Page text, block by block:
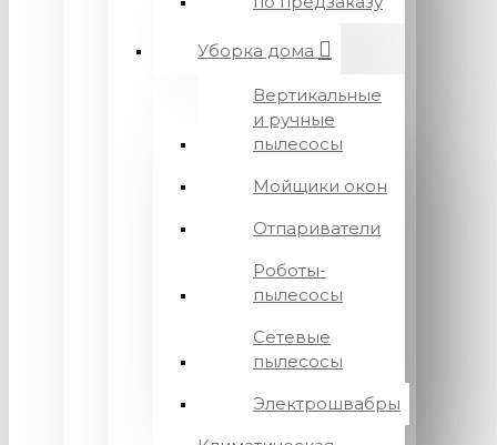
Уборка дома
Вертикальные
и ручные
пылесосы
Мойщики окон
Отпариватели
Роботы-
пылесосы
Сетевые
пылесосы
Электрошвабры